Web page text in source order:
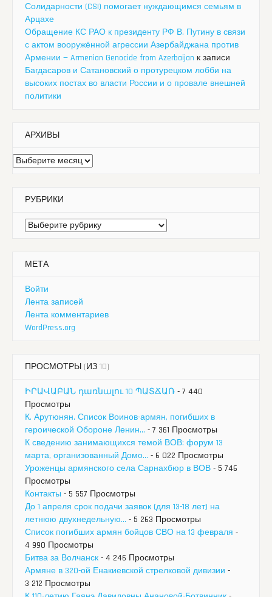
Солидарности (CSI) помогает нуждающимся семьям в
Арцахе
Обращение КС РАО к президенту РФ В. Путину в связи
с актом вооружённой агрессии Азербайджана против
Армении — Armenian Genocide from Azerbaijan к записи
Багдасаров и Сатановский о протурецком лобби на
высоких постах во власти России и о провале внешней
политики
АРХИВЫ
Архивы
РУБРИКИ
Рубрики
МЕТА
Войти
Лента записей
Лента комментариев
WordPress.org
ПРОСМОТРЫ (ИЗ 10)
ԻՐԱՎԱԲԱՆ դառնալու 10 ՊԱՏՃԱՌ - 7 440
Просмотры
К. Арутюнян. Список Воинов-армян, погибших в
героической Обороне Ленин... - 7 361 Просмотры
К сведению занимающихся темой ВОВ: форум 13
марта, организованный Домо... - 6 022 Просмотры
Уроженцы армянского села Сарнахбюр в ВОВ - 5 746
Просмотры
Контакты - 5 557 Просмотры
До 1 апреля срок подачи заявок (для 13-18 лет) на
летнюю двухнедельную... - 5 263 Просмотры
Список погибших армян бойцов СВО на 13 февраля -
4 990 Просмотры
Битва за Волчанск - 4 246 Просмотры
Армяне в 320-ой Енакиевской стрелковой дивизии -
3 212 Просмотры